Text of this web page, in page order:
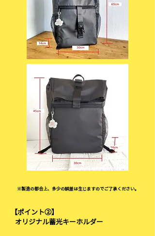
※製造の都合上、多少の誤差は生じますのでご了承ください。
【ポイント②】
オリジナル蓄光キーホルダー